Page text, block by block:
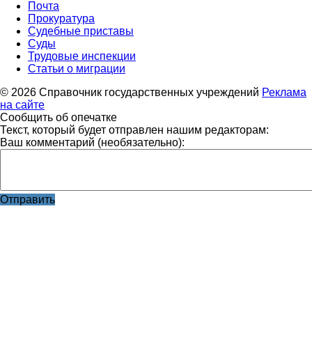
Почта
Прокуратура
Судебные приставы
Суды
Трудовые инспекции
Статьи о миграции
© 2026 Справочник государственных учреждений Реклама
на сайте
Сообщить об опечатке
Текст, который будет отправлен нашим редакторам:
Ваш комментарий (необязательно):
Отправить